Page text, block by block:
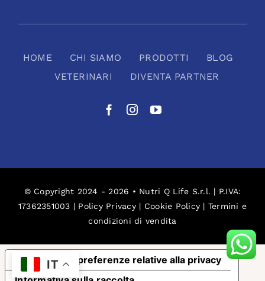
HOME CHI SIAMO PRODOTTI
BLOG
VETERINARI
DIVENTA PARTNER
© Copyright 2024 - 2026 • Nutri Q Life S.r.l. | P.IVA:
17362351003 | Policy Privacy | Cookie Policy | Termini e
condizioni di vendita
IT
Le tue preferenze relative alla privacy